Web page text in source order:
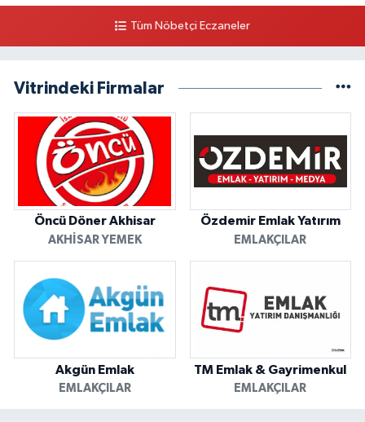
Tüm Nöbetçi Eczaneler
Vitrindeki Firmalar
Öncü Döner Akhisar
AKHISAR YEMEK
Özdemir Emlak Yatırım
EMLAKÇILAR
Akgün Emlak
EMLAKÇILAR
TM Emlak & Gayrimenkul
EMLAKÇILAR